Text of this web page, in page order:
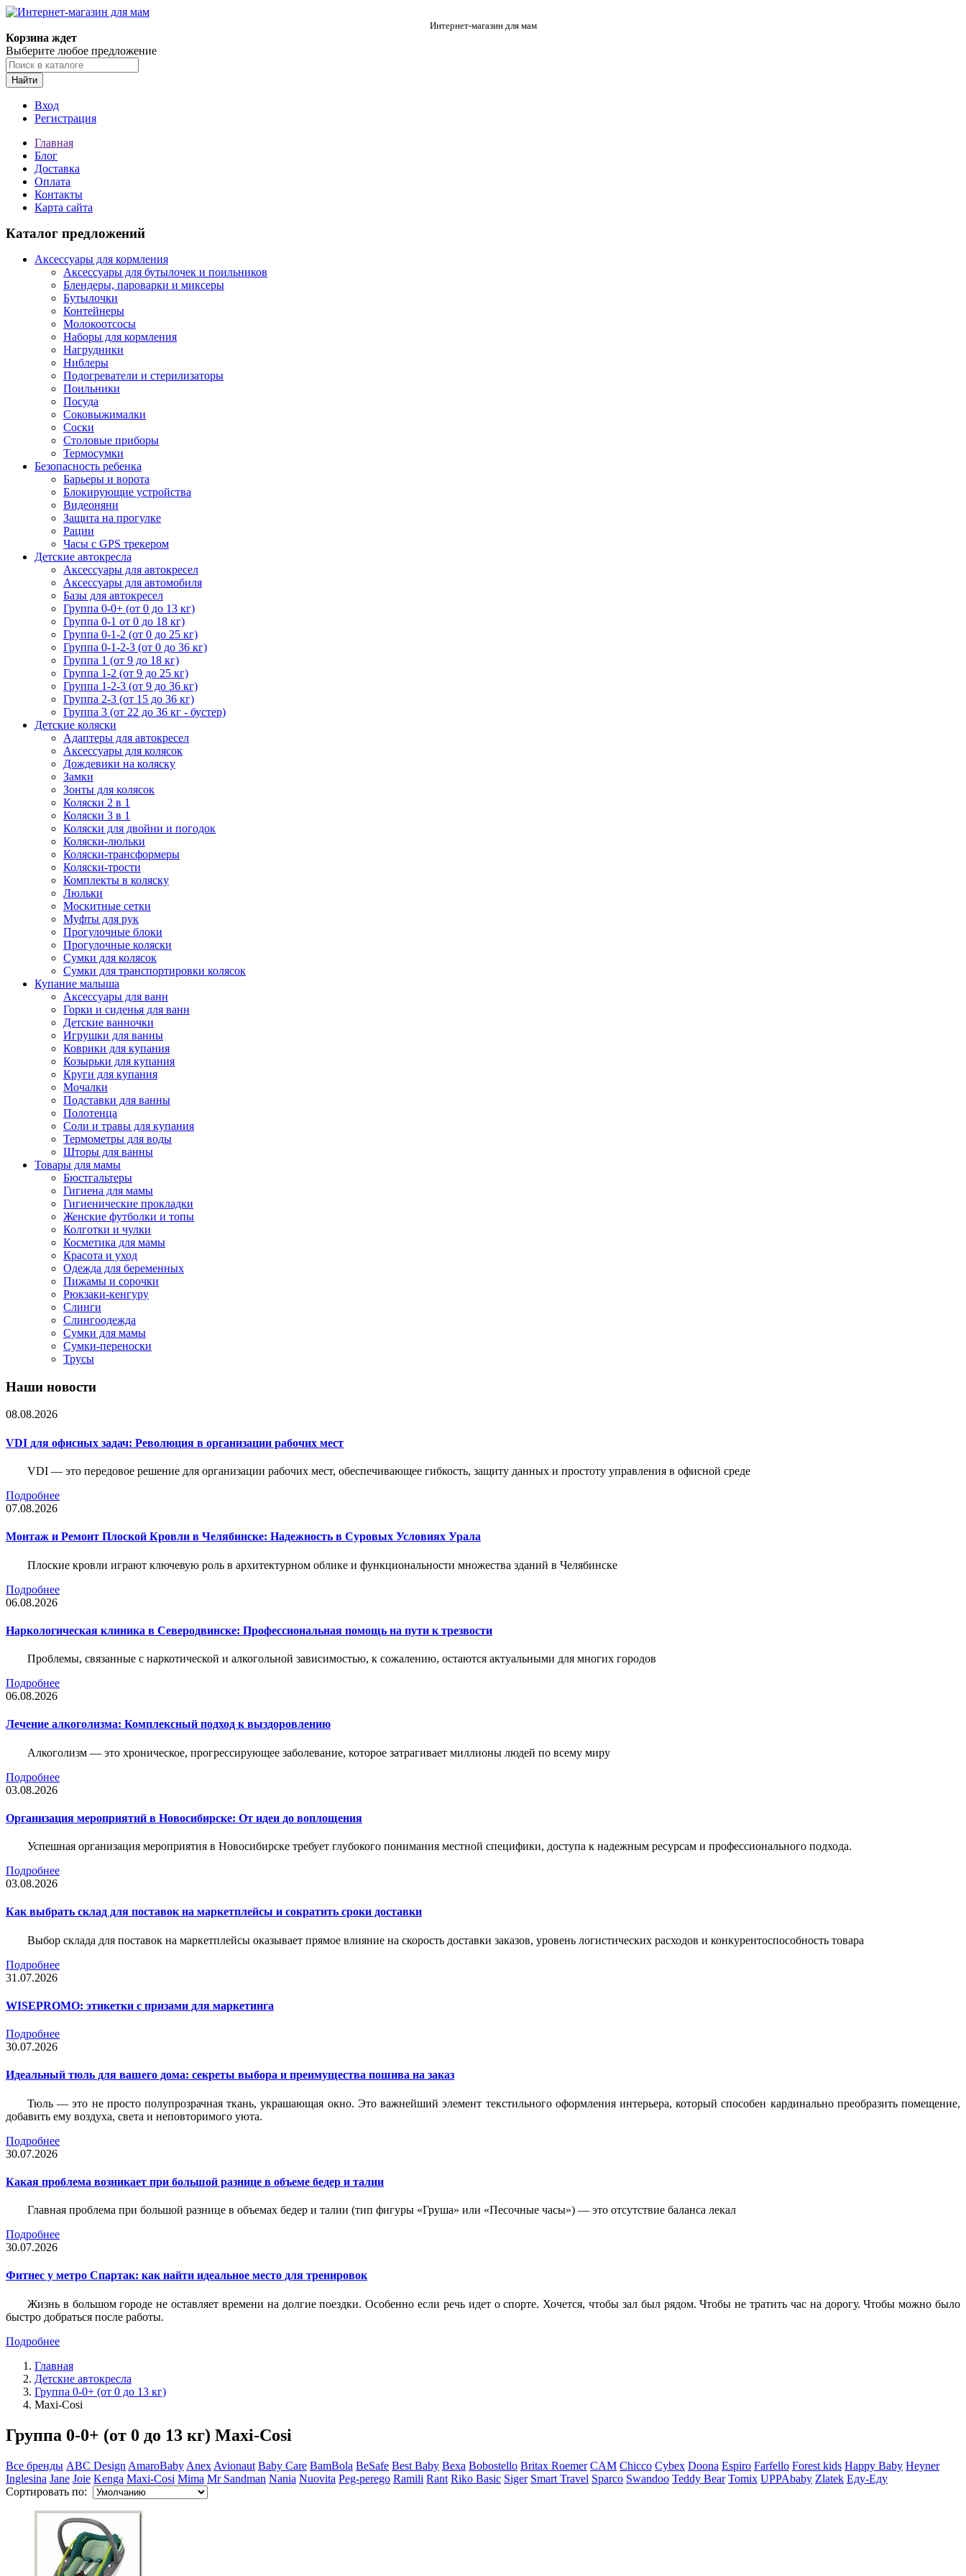
Интернет-магазин для мам
Корзина ждет
Выберите любое предложение
Найти
Вход
Регистрация
Главная
Блог
Доставка
Оплата
Контакты
Карта сайта
Каталог предложений
Аксессуары для кормления
Аксессуары для бутылочек и поильников
Блендеры, пароварки и миксеры
Бутылочки
Контейнеры
Молокоотсосы
Наборы для кормления
Нагрудники
Ниблеры
Подогреватели и стерилизаторы
Поильники
Посуда
Соковыжималки
Соски
Столовые приборы
Термосумки
Безопасность ребенка
Барьеры и ворота
Блокирующие устройства
Видеоняни
Защита на прогулке
Рации
Часы с GPS трекером
Детские автокресла
Аксессуары для автокресел
Аксессуары для автомобиля
Базы для автокресел
Группа 0-0+ (от 0 до 13 кг)
Группа 0-1 от 0 до 18 кг)
Группа 0-1-2 (от 0 до 25 кг)
Группа 0-1-2-3 (от 0 до 36 кг)
Группа 1 (от 9 до 18 кг)
Группа 1-2 (от 9 до 25 кг)
Группа 1-2-3 (от 9 до 36 кг)
Группа 2-3 (от 15 до 36 кг)
Группа 3 (от 22 до 36 кг - бустер)
Детские коляски
Адаптеры для автокресел
Аксессуары для колясок
Дождевики на коляску
Замки
Зонты для колясок
Коляски 2 в 1
Коляски 3 в 1
Коляски для двойни и погодок
Коляски-люльки
Коляски-трансформеры
Коляски-трости
Комплекты в коляску
Люльки
Москитные сетки
Муфты для рук
Прогулочные блоки
Прогулочные коляски
Сумки для колясок
Сумки для транспортировки колясок
Купание малыша
Аксессуары для ванн
Горки и сиденья для ванн
Детские ванночки
Игрушки для ванны
Коврики для купания
Козырьки для купания
Круги для купания
Мочалки
Подставки для ванны
Полотенца
Соли и травы для купания
Термометры для воды
Шторы для ванны
Товары для мамы
Бюстгальтеры
Гигиена для мамы
Гигиенические прокладки
Женские футболки и топы
Колготки и чулки
Косметика для мамы
Красота и уход
Одежда для беременных
Пижамы и сорочки
Рюкзаки-кенгуру
Слинги
Слингоодежда
Сумки для мамы
Сумки-переноски
Трусы
Наши новости
08.08.2026
VDI для офисных задач: Революция в организации рабочих мест
VDI — это передовое решение для организации рабочих мест, обеспечивающее гибкость, защиту данных и простоту управления в офисной среде
Подробнее
07.08.2026
Монтаж и Ремонт Плоской Кровли в Челябинске: Надежность в Суровых Условиях Урала
Плоские кровли играют ключевую роль в архитектурном облике и функциональности множества зданий в Челябинске
Подробнее
06.08.2026
Наркологическая клиника в Северодвинске: Профессиональная помощь на пути к трезвости
Проблемы, связанные с наркотической и алкогольной зависимостью, к сожалению, остаются актуальными для многих городов
Подробнее
06.08.2026
Лечение алкоголизма: Комплексный подход к выздоровлению
Алкоголизм — это хроническое, прогрессирующее заболевание, которое затрагивает миллионы людей по всему миру
Подробнее
03.08.2026
Организация мероприятий в Новосибирске: От идеи до воплощения
Успешная организация мероприятия в Новосибирске требует глубокого понимания местной специфики, доступа к надежным ресурсам и профессионального подхода.
Подробнее
03.08.2026
Как выбрать склад для поставок на маркетплейсы и сократить сроки доставки
Выбор склада для поставок на маркетплейсы оказывает прямое влияние на скорость доставки заказов, уровень логистических расходов и конкурентоспособность товара
Подробнее
31.07.2026
WISEPROMO: этикетки с призами для маркетинга
Подробнее
30.07.2026
Идеальный тюль для вашего дома: секреты выбора и преимущества пошива на заказ
Тюль — это не просто полупрозрачная ткань, украшающая окно. Это важнейший элемент текстильного оформления интерьера, который способен кардинально преобразить помещение,
добавить ему воздуха, света и неповторимого уюта.
Подробнее
30.07.2026
Какая проблема возникает при большой разнице в объеме бедер и талии
Главная проблема при большой разнице в объемах бедер и талии (тип фигуры «Груша» или «Песочные часы») — это отсутствие баланса лекал
Подробнее
30.07.2026
Фитнес у метро Спартак: как найти идеальное место для тренировок
Жизнь в большом городе не оставляет времени на долгие поездки. Особенно если речь идет о спорте. Хочется, чтобы зал был рядом. Чтобы не тратить час на дорогу. Чтобы можно было
быстро добраться после работы.
Подробнее
Главная
Детские автокресла
Группа 0-0+ (от 0 до 13 кг)
Maxi-Cosi
Группа 0-0+ (от 0 до 13 кг) Maxi-Cosi
Все бренды ABC Design AmaroBaby Anex Avionaut Baby Care BamBola BeSafe Best Baby Bexa Bobostello Britax Roemer CAM Chicco Cybex Doona Espiro Farfello Forest kids Happy Baby Heyner
Inglesina Jane Joie Kenga Maxi-Cosi Mima Mr Sandman Nania Nuovita Peg-perego Ramili Rant Riko Basic Siger Smart Travel Sparco Swandoo Teddy Bear Tomix UPPAbaby Zlatek Еду-Еду
Сортировать по: